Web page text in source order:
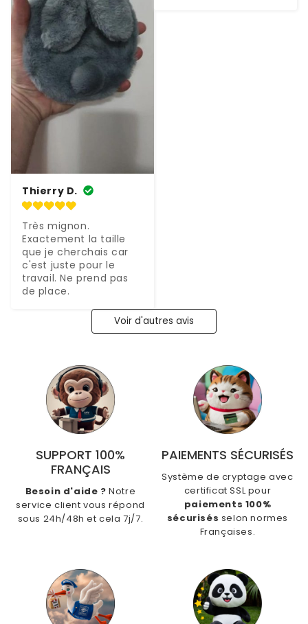
Thierry D.
Très mignon.
Exactement la taille
que je cherchais car
c'est juste pour le
travail. Ne prend pas
de place.
Voir d'autres avis
SUPPORT 100%
FRANÇAIS
Besoin d'aide ?Notre
service client vous répond
sous 24h/48h et cela 7j/7.
PAIEMENTS SÉCURISÉS
Système de cryptage avec
certificat SSL pour
paiements 100%
sécurisés selon normes
Françaises.